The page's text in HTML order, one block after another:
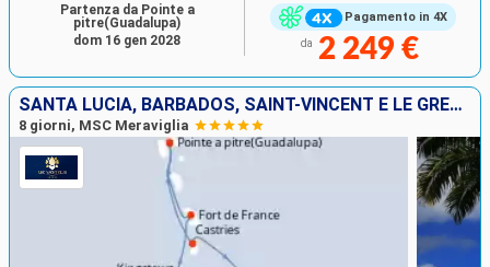
Pagamento in 4X
da 2 249 €
Partenza da Pointe a
pitre(Guadalupa)
dom 16 gen 2028
SANTA LUCIA, BARBADOS, SAINT-VINCENT E LE GRENADINE, GRENADA, MARTINICA, GUADALUPA
8 giorni, MSC Meraviglia